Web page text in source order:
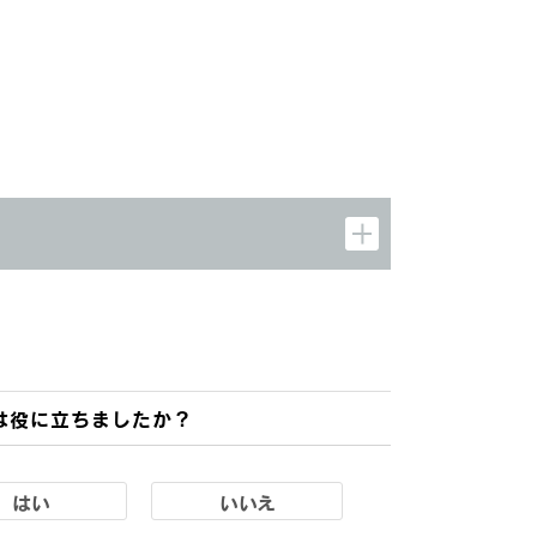
役に立ちましたか？
はい いいえ